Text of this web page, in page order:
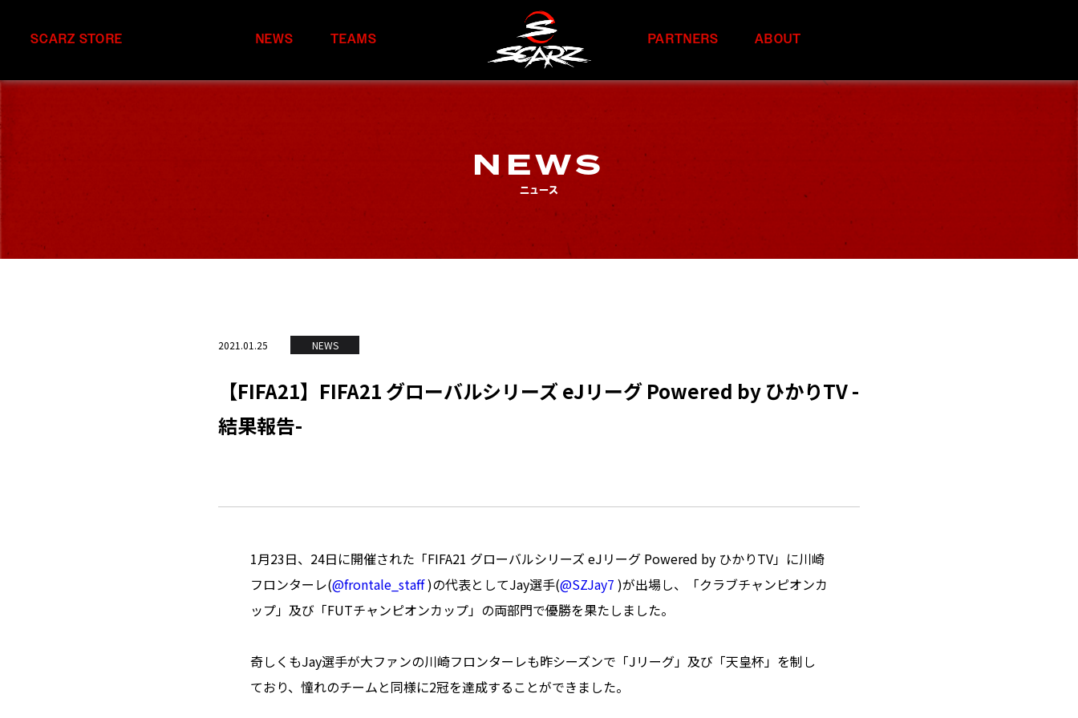
SCARZ STORE NEWS TEAMS PARTNERS ABOUT
NEWS
ニュース
2021.01.25 NEWS
【FIFA21】FIFA21 グローバルシリーズ eJリーグ Powered by ひかりTV -
結果報告-
1月23日、24日に開催された「FIFA21 グローバルシリーズ eJリーグ Powered by ひかりTV」に川崎
フロンターレ(@frontale_staff)の代表としてJay選手(@SZJay7 )が出場し、「クラブチャンピオンカ
ップ」及び「FUTチャンピオンカップ」の両部門で優勝を果たしました。
奇しくもJay選手が大ファンの川崎フロンターレも昨シーズンで「Jリーグ」及び「天皇杯」を制し
ており、憧れのチームと同様に2冠を達成することができました。